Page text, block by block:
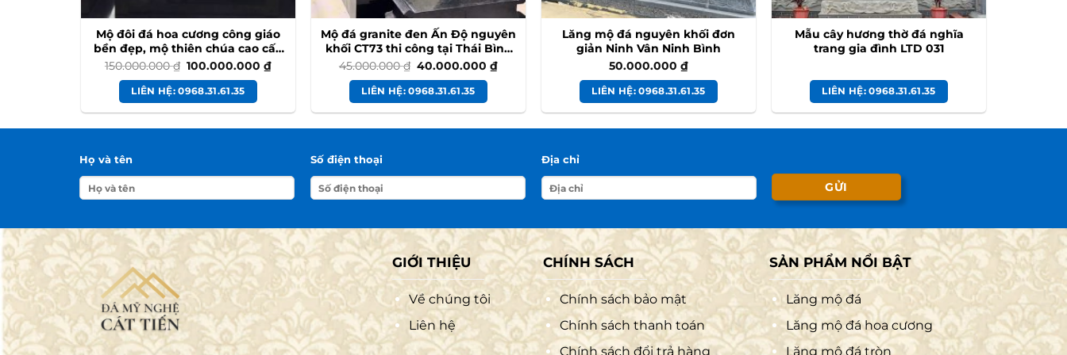
Mộ đôi đá hoa cương công giáo
bền đẹp, mộ thiên chúa cao cấp
#modoidahoacuong
150.000.000₫ Giá
là:
150.000.000 ₫.
100.000.000₫Giá
100.000.000 ₫.
LIÊN HỆ: 0968.31.61.35
Mộ đá granite đen Ấn Độ nguyên
khối CT73 thi công tại Thái Bình
#modadenando
45.000.000₫ Giá
là:
45.000.000 ₫.
40.000.000₫Giá
40.000.000 ₫.
LIÊN HỆ: 0968.31.61.35
Lăng mộ đá nguyên khối đơn
giản Ninh Vân Ninh Bình
50.000.000 ₫
LIÊN HỆ: 0968.31.61.35
Mẫu cây hương thờ đá nghĩa
trang gia đình LTD 031
LIÊN HỆ: 0968.31.61.35
Họ và tên Số điện thoại Địa chỉ
GIỚI THIỆU
Về chúng tôi
Liên hệ
CHÍNH SÁCH
Chính sách bảo mật
Chính sách thanh toán
Chính sách đổi trả hàng
SẢN PHẨM NỔI BẬT
Lăng mộ đá
Lăng mộ đá hoa cương
Lăng mộ đá tròn